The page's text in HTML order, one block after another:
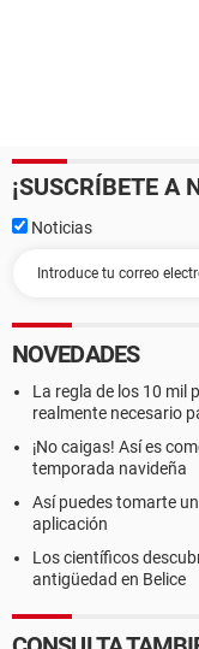
¡SUSCRÍBETE A
Noticias
NOVEDADES
La regla de los 10 mil
realmente necesario
¡No caigas! Así es
temporada navideña
Así puedes tomarte
aplicación
Los científicos
antigüedad en Belice